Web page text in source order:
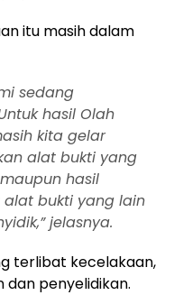
itu masih dalam
sedang
hasil Olah
kita gelar
alat bukti yang
hasil
alat bukti yang lain
jelasnya.
terlibat kecelakaan,
penyelidikan.